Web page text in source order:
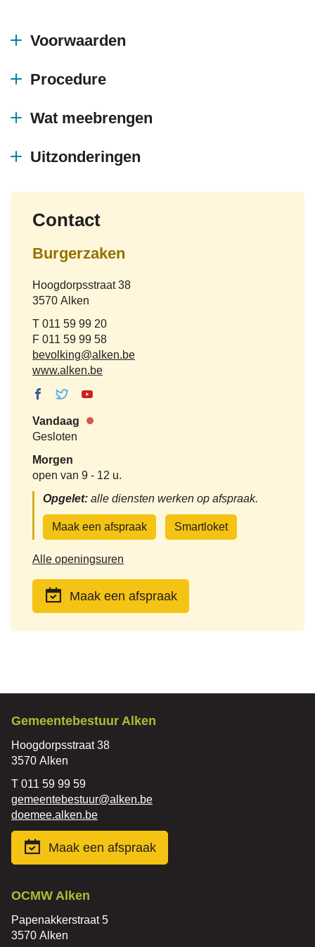
Inhoud
Voorwaarden
Procedure
Wat meebrengen
Uitzonderingen
Contact
Burgerzaken
Adres
Hoogdorpsstraat 38
,3570 Alken
Tel.011 59 99 20
Fax011 59 99 58
E-
mail
bevolking@alken.be
Website
www.alken.be
Facebook
TwitterYoutube
Vandaag
Nu
Gesloten
Morgen
open van 9 - 12 u.
Opgelet: alle diensten werken op afspraak.
Maak een afspraak Smartloket
Alle openingsuren
Maak een afspraak
Contact
Gemeentebestuur Alken
Adres
Hoogdorpsstraat 38
,3570 Alken
Tel.011 59 99 59
E-
mail
gemeentebestuur@alken.be
Website
doemee.alken.be
Maak een afspraak
Contact
OCMW Alken
Adres
Papenakkerstraat 5
,3570 Alken